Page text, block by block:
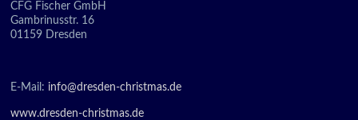
CFG Fischer GmbH
Gambrinusstr. 16
01159 Dresden
E-Mail: info@dresden-christmas.de
www.dresden-christmas.de